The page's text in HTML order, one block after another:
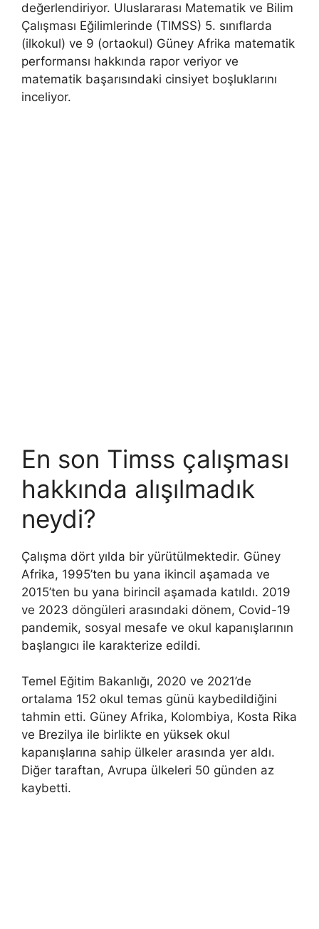
değerlendiriyor. Uluslararası Matematik ve Bilim
Çalışması Eğilimlerinde (TIMSS) 5. sınıflarda
(ilkokul) ve 9 (ortaokul) Güney Afrika matematik
performansı hakkında rapor veriyor ve
matematik başarısındaki cinsiyet boşluklarını
inceliyor.
En son Timss çalışması
hakkında alışılmadık
neydi?
Çalışma dört yılda bir yürütülmektedir. Güney
Afrika, 1995’ten bu yana ikincil aşamada ve
2015’ten bu yana birincil aşamada katıldı. 2019
ve 2023 döngüleri arasındaki dönem, Covid-19
pandemik, sosyal mesafe ve okul kapanışlarının
başlangıcı ile karakterize edildi.
Temel Eğitim Bakanlığı, 2020 ve 2021’de
ortalama 152 okul temas günü kaybedildiğini
tahmin etti. Güney Afrika, Kolombiya, Kosta Rika
ve Brezilya ile birlikte en yüksek okul
kapanışlarına sahip ülkeler arasında yer aldı.
Diğer taraftan, Avrupa ülkeleri 50 günden az
kaybetti.